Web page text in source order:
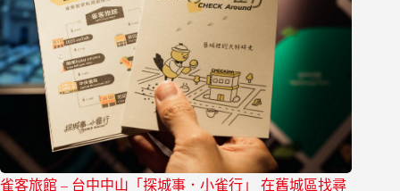
雀客旅館 – 台中中山「探城事．小雀行」 在舊城區找尋